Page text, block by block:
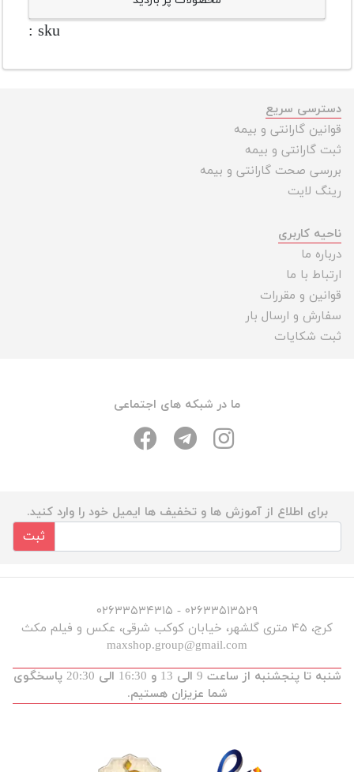
sku :
دسترسی سریع
قوانین گارانتی و بیمه
ثبت گارانتی و بیمه
بررسی صحت گارانتی و بیمه
رینگ لایت
ناحیه کاربری
درباره ما
ارتباط با ما
قوانین و مقررات
سفارش و ارسال بار
ثبت شکایات
ما در شبکه های اجتماعی
برای اطلاع از آموزش ها و تخفیف ها ایمیل خود را وارد کنید.
ثبت
۰۲۶۳۳۵۱۳۵۲۹ - ۰۲۶۳۳۵۳۴۳۱۵
کرج، ۴۵ متری گلشهر، خیابان کوکب شرقی، عکس و فیلم مکث
maxshop.group@gmail.com
شنبه تا پنجشنبه از ساعت 9 الی 13 و 16:30 الی 20:30 پاسخگوی
شما عزیزان هستیم.